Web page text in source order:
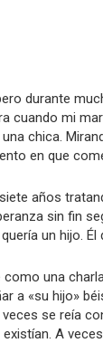
durante
cuando mi
chica.
en que
años
sin fin
un hijo. Él
una
a «su hijo»
se reía
A